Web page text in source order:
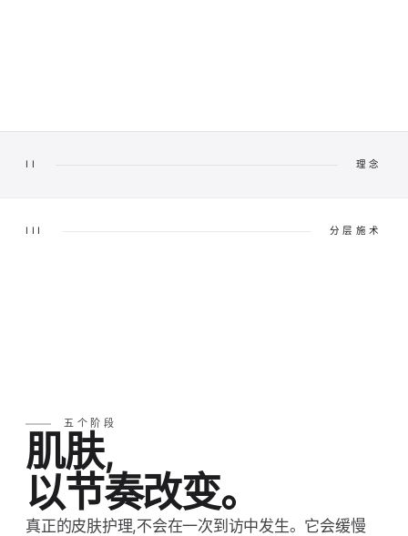
II 理念
III 分层施术
五个阶段
肌肤,
以节奏改变。
真正的皮肤护理,不会在一次到访中发生。它会缓慢